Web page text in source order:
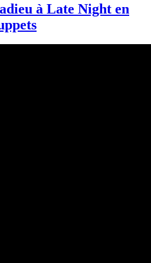
à Late Night en